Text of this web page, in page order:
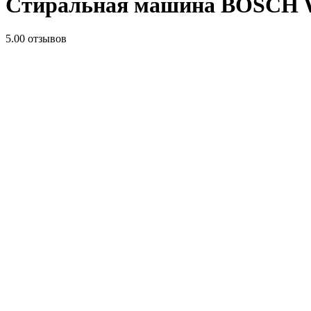
5.00 отзывов